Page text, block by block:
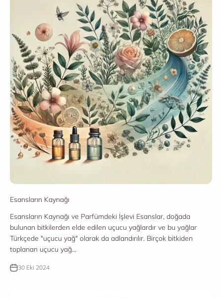
Esansların Kaynağı
Esansların Kaynağı ve Parfümdeki İşlevi Esanslar, doğada
bulunan bitkilerden elde edilen uçucu yağlardır ve bu yağlar
Türkçede "uçucu yağ" olarak da adlandırılır. Birçok bitkiden
toplanan uçucu yağ...
30 Eki 2024